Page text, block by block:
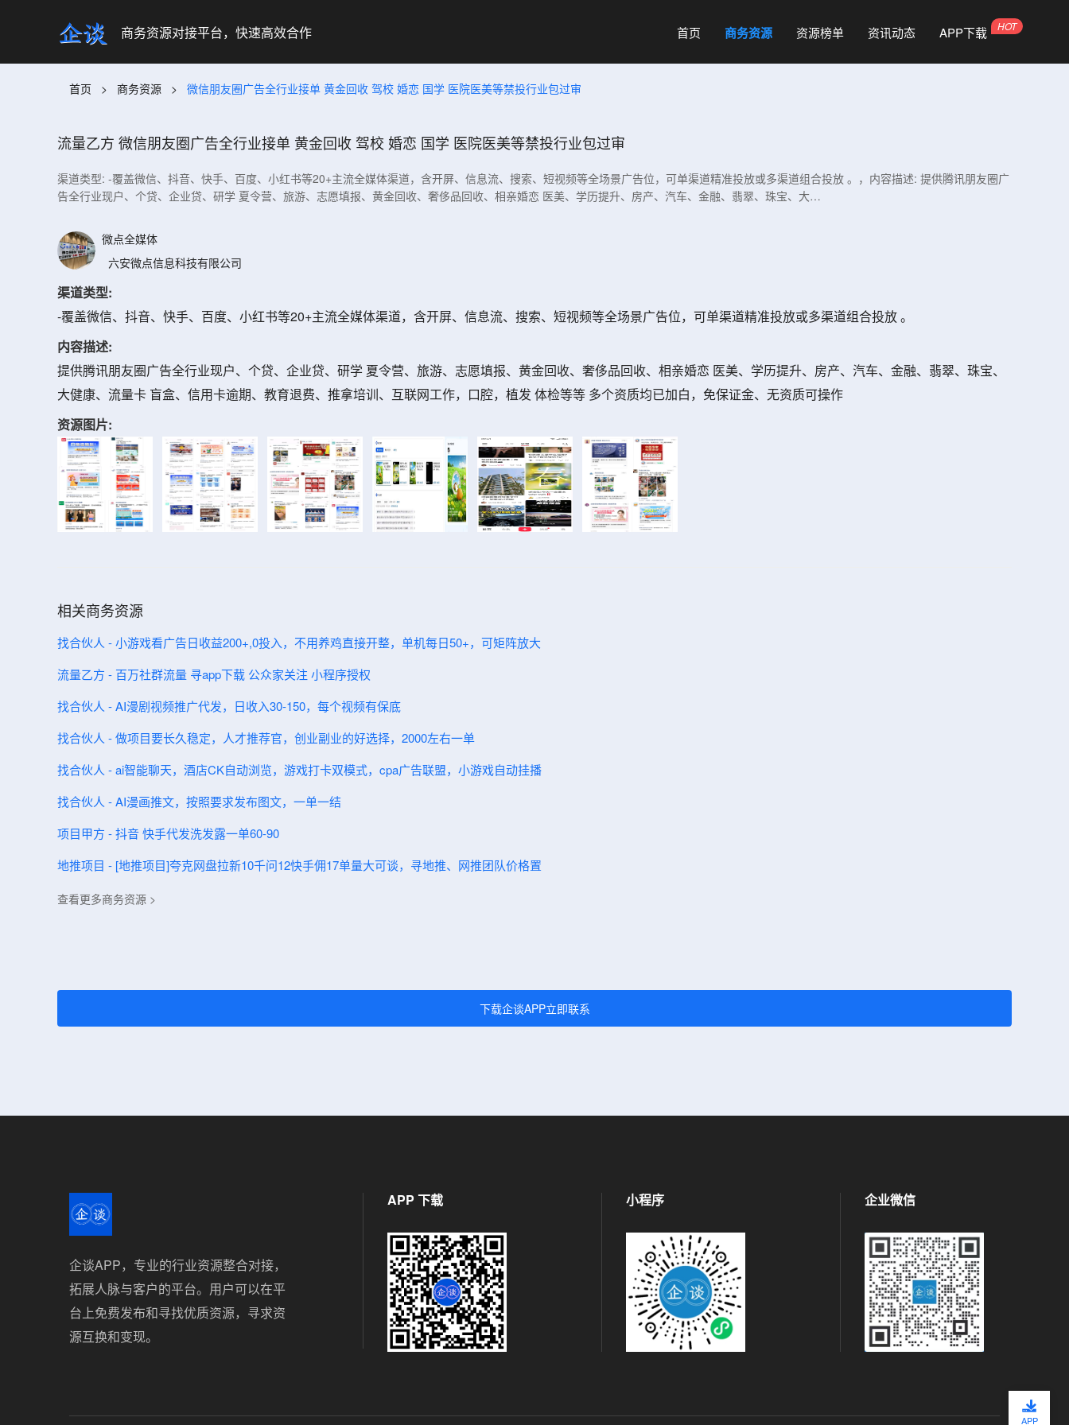
商务资源对接平台，快速高效合作 首页 商务资源 资源榜单 资讯动态 APP下载
首页 > 商务资源 > 微信朋友圈广告全行业接单 黄金回收 驾校 婚恋 国学 医院医美等禁投行业包过审
流量乙方 微信朋友圈广告全行业接单 黄金回收 驾校 婚恋 国学 医院医美等禁投行业包过审
渠道类型: -覆盖微信、抖音、快手、百度、小红书等20+主流全媒体渠道，含开屏、信息流、搜索、短视频等全场景广告位，可单渠道精准投放或多渠道组合投放 。，内容描述: 提供腾讯朋友圈广
告全行业现户、个贷、企业贷、研学 夏令营、旅游、志愿填报、黄金回收、奢侈品回收、相亲婚恋 医美、学历提升、房产、汽车、金融、翡翠、珠宝、大…
微点全媒体
六安微点信息科技有限公司
渠道类型:
-覆盖微信、抖音、快手、百度、小红书等20+主流全媒体渠道，含开屏、信息流、搜索、短视频等全场景广告位，可单渠道精准投放或多渠道组合投放 。
内容描述:
提供腾讯朋友圈广告全行业现户、个贷、企业贷、研学 夏令营、旅游、志愿填报、黄金回收、奢侈品回收、相亲婚恋 医美、学历提升、房产、汽车、金融、翡翠、珠宝、
大健康、流量卡 盲盒、信用卡逾期、教育退费、推拿培训、互联网工作，口腔，植发 体检等等 多个资质均已加白，免保证金、无资质可操作
资源图片:
相关商务资源
找合伙人 - 小游戏看广告日收益200+,0投入，不用养鸡直接开整，单机每日50+，可矩阵放大
流量乙方 - 百万社群流量 寻app下载 公众家关注 小程序授权
找合伙人 - AI漫剧视频推广代发，日收入30-150，每个视频有保底
找合伙人 - 做项目要长久稳定，人才推荐官，创业副业的好选择，2000左右一单
找合伙人 - ai智能聊天，酒店CK自动浏览，游戏打卡双模式，cpa广告联盟，小游戏自动挂播
找合伙人 - AI漫画推文，按照要求发布图文，一单一结
项目甲方 - 抖音 快手代发洗发露一单60-90
地推项目 - [地推项目]夸克网盘拉新10千问12快手佣17单量大可谈，寻地推、网推团队价格置
查看更多商务资源 >
下载企谈APP立即联系
企谈APP，专业的行业资源整合对接，
拓展人脉与客户的平台。用户可以在平
台上免费发布和寻找优质资源，寻求资
源互换和变现。
APP 下载 小程序 企业微信
APP